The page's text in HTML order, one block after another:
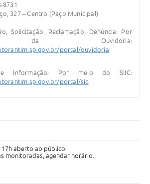
8731
327 – Centro (Paço Municipal)
Solicitação, Reclamação, Denúncia: Por
da Ouvidoria:
portal/ouvidoria
Informação: Por meio do SIIC:
portal/sic
17h aberto ao público
monitoradas, agendar horário.